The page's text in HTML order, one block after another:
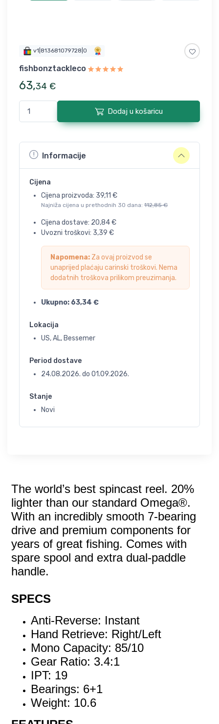
v1|813681079728|0
fishbonztackleco
63,34 €
Dodaj u košaricu
Informacije
Cijena
Cijena proizvoda: 39,11 €
Najniža cijena u prethodnih 30 dana: 112,85 €
Cijena dostave: 20,84€
Uvozni troškovi: 3,39 €
Napomena: Za ovaj proizvod se
unaprijed plaćaju carinski troškovi. Nema
dodatnih troškova prilikom preuzimanja.
Ukupno: 63,34 €
Lokacija
US, AL, Bessemer
Period dostave
24.08.2026. do 01.09.2026.
Stanje
Novi